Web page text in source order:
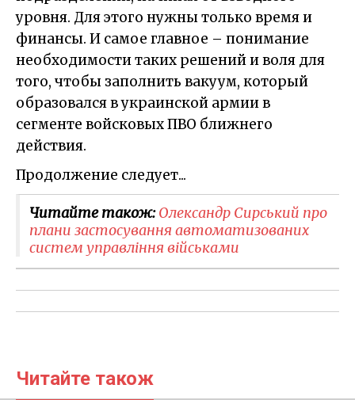
уровня. Для этого нужны только время и
финансы. И самое главное – понимание
необходимости таких решений и воля для
того, чтобы заполнить вакуум, который
образовался в украинской армии в
сегменте войсковых ПВО ближнего
действия.
Продолжение следует...
Читайте також:Олександр Сирський про
плани застосування автоматизованих
систем управління військами
Читайте також